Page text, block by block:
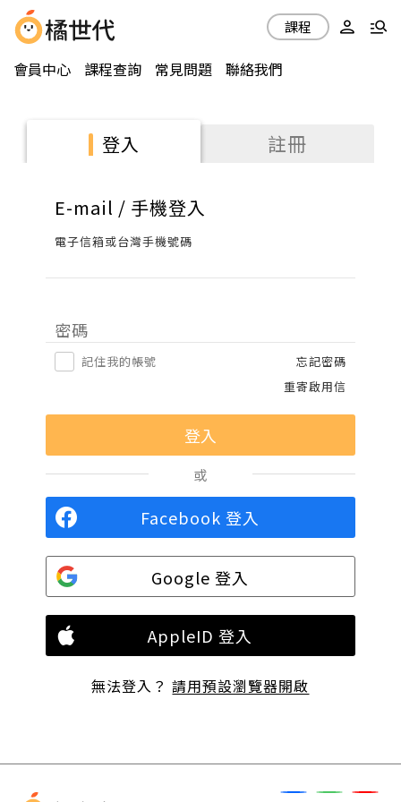
會員中心 課程查詢 常見問題 聯絡我們
課程
登入 註冊
E-mail / 手機登入
電子信箱或台灣手機號碼
密碼
記住我的帳號
忘記密碼
重寄啟用信
或
Facebook 登入
Google 登入
AppleID 登入
無法登入？請用預設瀏覽器開啟